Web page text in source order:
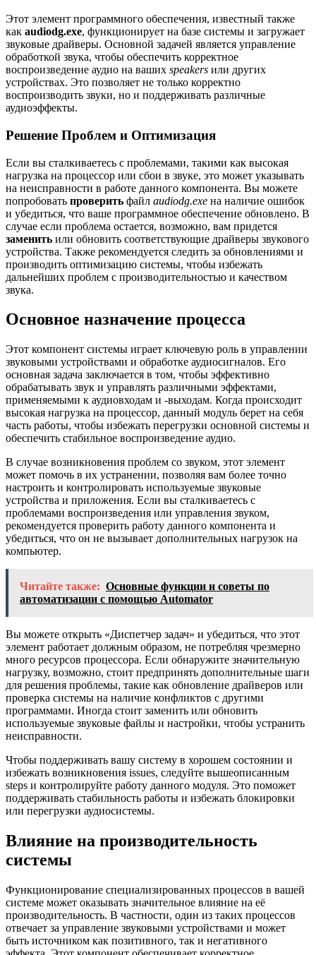
Этот элемент программного обеспечения, известный также
как audiodg.exe, функционирует на базе системы и загружает
звуковые драйверы. Основной задачей является управление
обработкой звука, чтобы обеспечить корректное
воспроизведение аудио на ваших speakers или других
устройствах. Это позволяет не только корректно
воспроизводить звуки, но и поддерживать различные
аудиоэффекты.
Решение Проблем и Оптимизация
Если вы сталкиваетесь с проблемами, такими как высокая
нагрузка на процессор или сбои в звуке, это может указывать
на неисправности в работе данного компонента. Вы можете
попробовать проверить файл audiodg.exe на наличие ошибок
и убедиться, что ваше программное обеспечение обновлено. В
случае если проблема остается, возможно, вам придется
заменить или обновить соответствующие драйверы звукового
устройства. Также рекомендуется следить за обновлениями и
производить оптимизацию системы, чтобы избежать
дальнейших проблем с производительностью и качеством
звука.
Основное назначение процесса
Этот компонент системы играет ключевую роль в управлении
звуковыми устройствами и обработке аудиосигналов. Его
основная задача заключается в том, чтобы эффективно
обрабатывать звук и управлять различными эффектами,
применяемыми к аудиовходам и -выходам. Когда происходит
высокая нагрузка на процессор, данный модуль берет на себя
часть работы, чтобы избежать перегрузки основной системы и
обеспечить стабильное воспроизведение аудио.
В случае возникновения проблем со звуком, этот элемент
может помочь в их устранении, позволяя вам более точно
настроить и контролировать используемые звуковые
устройства и приложения. Если вы сталкиваетесь с
проблемами воспроизведения или управления звуком,
рекомендуется проверить работу данного компонента и
убедиться, что он не вызывает дополнительных нагрузок на
компьютер.
Читайте также: Основные функции и советы по
автоматизации с помощью Automator
Вы можете открыть «Диспетчер задач» и убедиться, что этот
элемент работает должным образом, не потребляя чрезмерно
много ресурсов процессора. Если обнаружите значительную
нагрузку, возможно, стоит предпринять дополнительные шаги
для решения проблемы, такие как обновление драйверов или
проверка системы на наличие конфликтов с другими
программами. Иногда стоит заменить или обновить
используемые звуковые файлы и настройки, чтобы устранить
неисправности.
Чтобы поддерживать вашу систему в хорошем состоянии и
избежать возникновения issues, следуйте вышеописанным
steps и контролируйте работу данного модуля. Это поможет
поддерживать стабильность работы и избежать блокировки
или перегрузки аудиосистемы.
Влияние на производительность
системы
Функционирование специализированных процессов в вашей
системе может оказывать значительное влияние на её
производительность. В частности, один из таких процессов
отвечает за управление звуковыми устройствами и может
быть источником как позитивного, так и негативного